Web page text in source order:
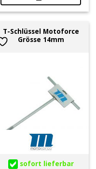
T-Schlüssel Motoforce
Grösse 14mm
sofort lieferbar